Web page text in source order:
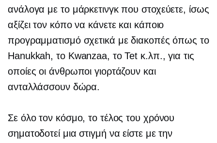
ανάλογα με το μάρκετινγκ που στοχεύετε, ίσως
αξίζει τον κόπο να κάνετε και κάποιο
προγραμματισμό σχετικά με διακοπές όπως το
Hanukkah, το Kwanzaa, το Tet κ.λπ., για τις
οποίες οι άνθρωποι γιορτάζουν και
ανταλλάσσουν δώρα.
Σε όλο τον κόσμο, το τέλος του χρόνου
σηματοδοτεί μια στιγμή να είστε με την